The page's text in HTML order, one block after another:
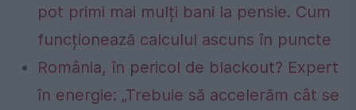
pot primi mai mulți bani la pensie. Cum
funcționează calculul ascuns în puncte
România, în pericol de blackout? Expert
în energie: „Trebuie să accelerăm cât se